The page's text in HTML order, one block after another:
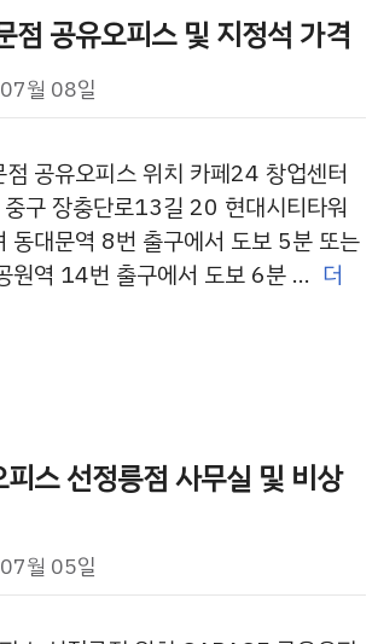
점 공유오피스 및 지정석 가격
월 08일
공유오피스 위치 카페24 창업센터
구 장충단로13길 20 현대시티타워
동대문역 8번 출구에서 도보 5분 또는
원역 14번 출구에서 도보 6분 … 더
스 선정릉점 사무실 및 비상
월 05일